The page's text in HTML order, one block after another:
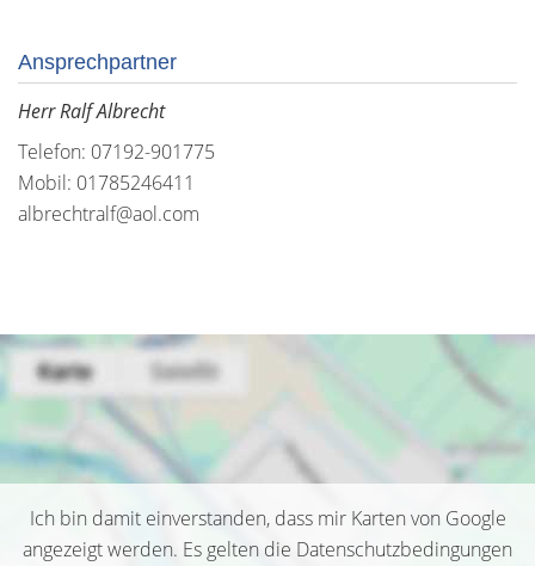
Ansprechpartner
Herr Ralf Albrecht
Telefon: 07192-901775
Mobil: 01785246411
albrechtralf@aol.com
Ich bin damit einverstanden, dass mir Karten von Google
angezeigt werden. Es gelten die Datenschutzbedingungen